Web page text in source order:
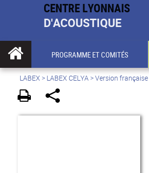
CENTRE LYONNAIS
D'ACOUSTIQUE
PROGRAMME ET COMITÉS
LABEX > LABEX CELYA>Version française